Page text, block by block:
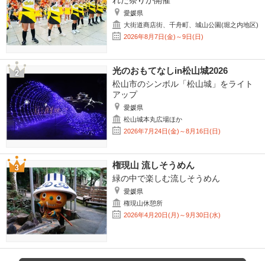
愛媛県
大街道商店街、千舟町、城山公園(堀之内地区)
2026年8月7日(金)～9日(日)
光のおもてなしin松山城2026
松山市のシンボル「松山城」をライト
アップ
愛媛県
松山城本丸広場ほか
2026年7月24日(金)～8月16日(日)
権現山 流しそうめん
緑の中で楽しむ流しそうめん
愛媛県
権現山休憩所
2026年4月20日(月)～9月30日(水)